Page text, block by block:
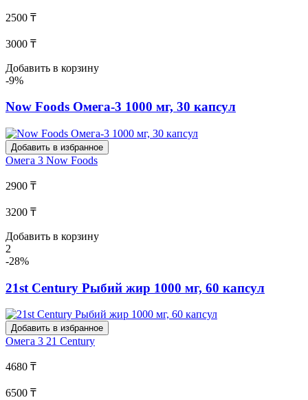
2500 ₸
3000 ₸
Добавить в корзину
-9%
Now Foods Омега-3 1000 мг, 30 капсул
Добавить в избранное
Омега 3 Now Foods
2900 ₸
3200 ₸
Добавить в корзину
2
-28%
21st Century Рыбий жир 1000 мг, 60 капсул
Добавить в избранное
Омега 3 21 Century
4680 ₸
6500 ₸